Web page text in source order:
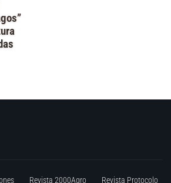
Revista 2000Agro Revista Protocolo